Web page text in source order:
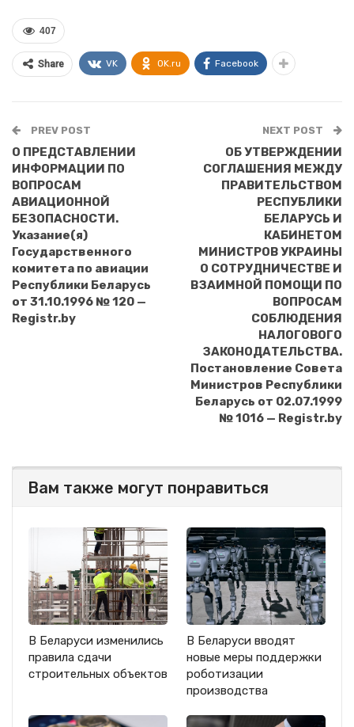
407
Share VK OK.ru Facebook
PREV POST
О ПРЕДСТАВЛЕНИИ
ИНФОРМАЦИИ ПО
ВОПРОСАМ
АВИАЦИОННОЙ
БЕЗОПАСНОСТИ.
Указание(я)
Государственного
комитета по авиации
Республики Беларусь
от 31.10.1996 № 120 —
Registr.by
NEXT POST
ОБ УТВЕРЖДЕНИИ
СОГЛАШЕНИЯ МЕЖДУ
ПРАВИТЕЛЬСТВОМ
РЕСПУБЛИКИ
БЕЛАРУСЬ И
КАБИНЕТОМ
МИНИСТРОВ УКРАИНЫ
О СОТРУДНИЧЕСТВЕ И
ВЗАИМНОЙ ПОМОЩИ ПО
ВОПРОСАМ
СОБЛЮДЕНИЯ
НАЛОГОВОГО
ЗАКОНОДАТЕЛЬСТВА.
Постановление Совета
Министров Республики
Беларусь от 02.07.1999
№ 1016 — Registr.by
Вам также могут понравиться
В Беларуси изменились
правила сдачи
строительных объектов
В Беларуси вводят
новые меры поддержки
роботизации
производства